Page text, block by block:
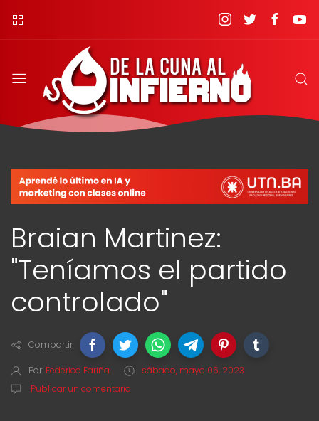
Braian Martinez:
"Teníamos el partido
controlado"
Compartir
Por Federico Fariña
sábado, mayo 06, 2023
Publicar un comentario